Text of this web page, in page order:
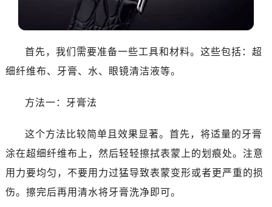
首先，我们需要准备一些工具和材料。这些包括：超
细纤维布、牙膏、水、眼镜清洁液等。
方法一：牙膏法
这个方法比较简单且效果显著。首先，将适量的牙膏
涂在超细纤维布上，然后轻轻擦拭表蒙上的划痕处。注意
用力要均匀，不要用力过猛导致表蒙变形或者更严重的损
伤。擦完后再用清水将牙膏洗净即可。